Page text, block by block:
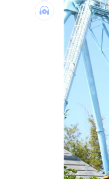
廉航名不副
台灣彩券
LIVE三立
三立
理想混蛋號